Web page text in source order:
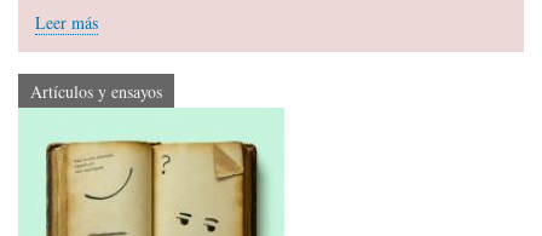
Leer más
Artículos y ensayos